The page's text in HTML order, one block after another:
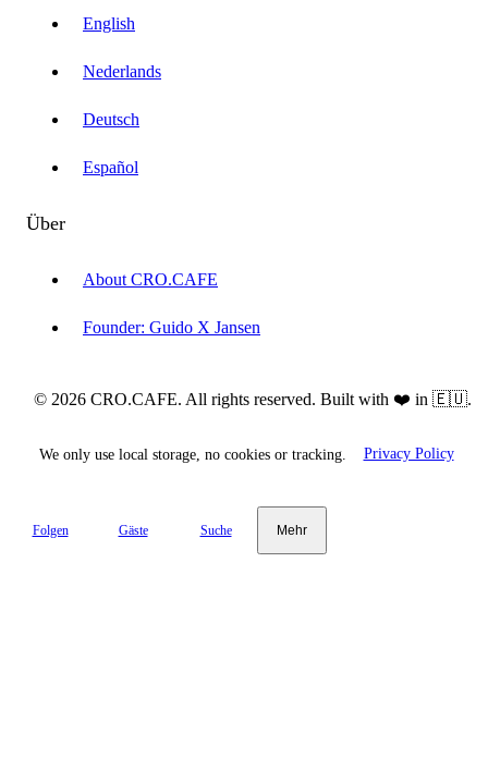
English
Nederlands
Deutsch
Español
Über
About CRO.CAFE
Founder: Guido X Jansen
© 2026 CRO.CAFE. All rights reserved. Built with ❤️ in 🇪🇺.
We only use local storage, no cookies or tracking. Privacy Policy
Folgen Gäste Suche Mehr